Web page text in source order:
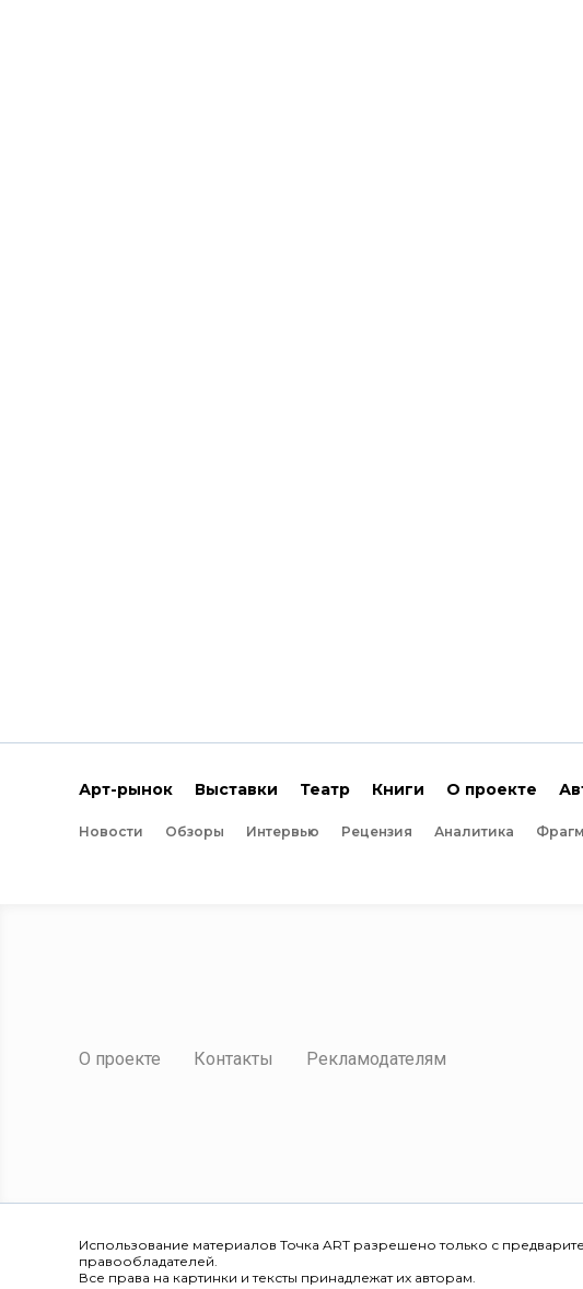
Арт-рынок Выставки Театр Книги О проекте
Новости Обзоры Интервью Рецензия Аналитика
О проекте Контакты Рекламодателям
Использование материалов Точка ART разрешено только с
правообладателей.
Все права на картинки и тексты принадлежат их авторам.